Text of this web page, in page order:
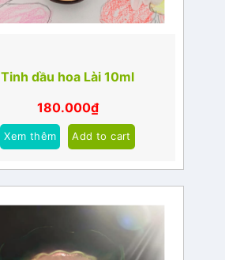
Tinh dầu hoa Lài 10ml
180.000₫
Xem thêm Add to cart